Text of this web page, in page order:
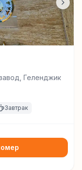
Геленджик
Завтрак